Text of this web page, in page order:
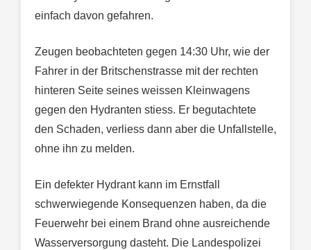
einfach davon gefahren.
Zeugen beobachteten gegen 14:30 Uhr, wie der
Fahrer in der Britschenstrasse mit der rechten
hinteren Seite seines weissen Kleinwagens
gegen den Hydranten stiess. Er begutachtete
den Schaden, verliess dann aber die Unfallstelle,
ohne ihn zu melden.
Ein defekter Hydrant kann im Ernstfall
schwerwiegende Konsequenzen haben, da die
Feuerwehr bei einem Brand ohne ausreichende
Wasserversorgung dasteht. Die Landespolizei